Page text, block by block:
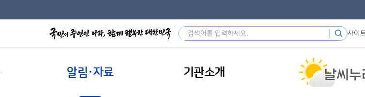
사이
알림·자료 기관소개